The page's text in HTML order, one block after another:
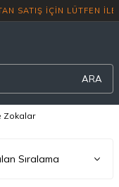
ARA
Zokalar